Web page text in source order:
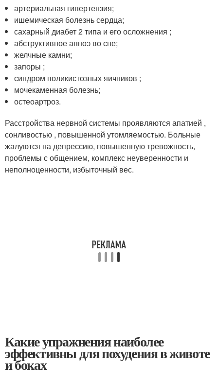
артериальная гипертензия;
ишемическая болезнь сердца;
сахарный диабет 2 типа и его осложнения ;
абструктивное апноэ во сне;
желчные камни;
запоры ;
синдром поликистозных яичников ;
мочекаменная болезнь;
остеоартроз.
Расстройства нервной системы проявляются апатией ,
сонливостью , повышенной утомляемостью. Больные
жалуются на депрессию, повышенную тревожность,
проблемы с общением, комплекс неуверенности и
неполноценности, избыточный вес.
Какие упражнения наиболее
эффективны для похудения в животе
и боках